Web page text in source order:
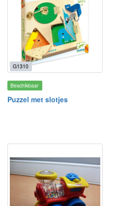
G1310
Beschikbaar
Puzzel met slotjes